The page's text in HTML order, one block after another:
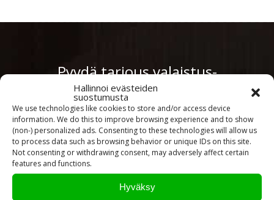
Hallinnoi evästeiden
suostumusta
We use technologies like cookies to store and/or access device
information. We do this to improve browsing experience and to show
(non-) personalized ads. Consenting to these technologies will allow us
to process data such as browsing behavior or unique IDs on this site.
Not consenting or withdrawing consent, may adversely affect certain
features and functions.
Hyväksy
Pyydä tarjous valaistus­
kokonaisuudesta!
Toteutamme valaistussuunnitelmat yhdessä
valaisintoimittajiemme kanssa. Lähetä meille
pohjakuva projektistasi tai mahdollinen
valaisinluettelo, niin teemme tarjouksen
valaisimista.